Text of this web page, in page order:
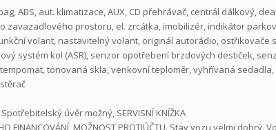
ABS, aut. klimatizace, AUX, CD přehrávač, centrál dálkový,
zavazadlového prostoru, el. zrcátka, imobilizér, indikátor
volant, nastavitelný volant, originál autorádio, ostřikovače
systém kol (ASR), senzor opotřebení brzdových destiček,
tónovaná skla, venkovní teploměr, vyhřívaná
úvěr možný, SERVISNÍ KNÍŽKA
FINANCOVÁNÍ, MOŽNOST PROTIÚČTU. Stav vozu velmi